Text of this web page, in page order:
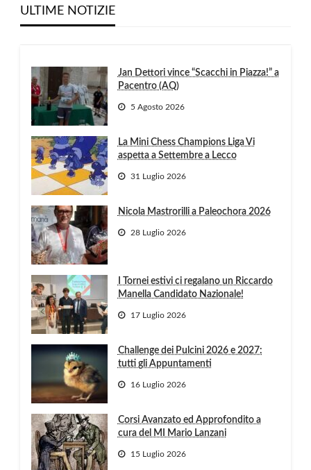
ULTIME NOTIZIE
Jan Dettori vince “Scacchi in Piazza!” a
Pacentro (AQ)
5 Agosto 2026
La Mini Chess Champions Liga Vi
aspetta a Settembre a Lecco
31 Luglio 2026
Nicola Mastrorilli a Paleochora 2026
28 Luglio 2026
I Tornei estivi ci regalano un Riccardo
Manella Candidato Nazionale!
17 Luglio 2026
Challenge dei Pulcini 2026 e 2027:
tutti gli Appuntamenti
16 Luglio 2026
Corsi Avanzato ed Approfondito a
cura del MI Mario Lanzani
15 Luglio 2026